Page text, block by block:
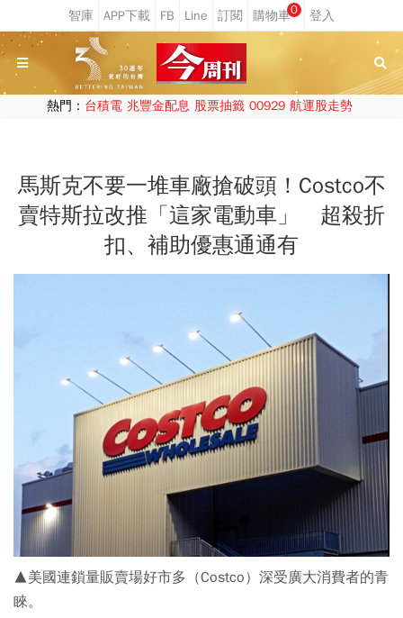
0
熱門： 台積電 兆豐金配息 股票抽籤 00929 航運股走勢
馬斯克不要一堆車廠搶破頭！Costco不
賣特斯拉改推「這家電動車」 超殺折
扣、補助優惠通通有
▲美國連鎖量販賣場好市多（Costco）深受廣大消費者的青
睞。